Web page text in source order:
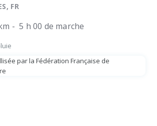
FR
- 5 h 00 de marche